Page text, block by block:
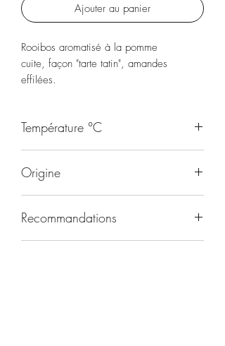
Ajouter au panier
Rooibos aromatisé à la pomme
cuite, façon "tarte tatin", amandes
effilées.
Température °C
Origine
Recommandations